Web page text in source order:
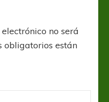
no será
obligatorios están